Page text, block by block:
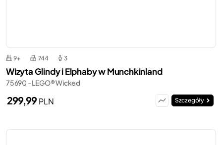
9+ 744 3
Wizyta Glindy i Elphaby w Munchkinland
75690 - LEGO® Wicked
299,99PLN Szczegóły